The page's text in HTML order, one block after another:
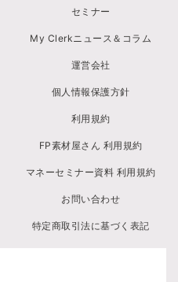
セミナー
My Clerkニュース＆コラム
運営会社
個人情報保護方針
利用規約
FP素材屋さん 利用規約
マネーセミナー資料 利用規約
お問い合わせ
特定商取引法に基づく表記